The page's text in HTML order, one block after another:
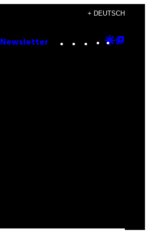
+ DEUTSCH
Newsletter Instagram
TikTok
YouTube
Google